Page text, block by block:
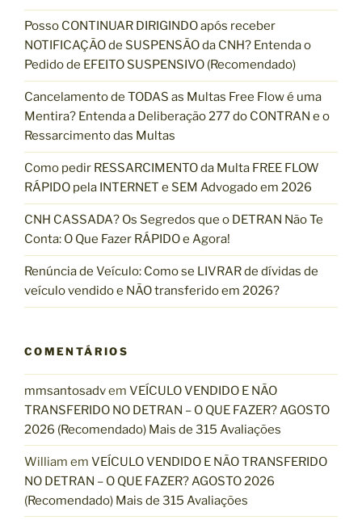
i
s
a
r
p
o
r
r
Posso CONTINUAR DIRIGINDO após receber
NOTIFICAÇÃO de SUSPENSÃO da CNH? Entenda o
Pedido de EFEITO SUSPENSIVO (Recomendado)
Cancelamento de TODAS as Multas Free Flow é uma
Mentira? Entenda a Deliberação 277 do CONTRAN e o
Ressarcimento das Multas
Como pedir RESSARCIMENTO da Multa FREE FLOW
RÁPIDO pela INTERNET e SEM Advogado em 2026
CNH CASSADA? Os Segredos que o DETRAN Não Te
Conta: O Que Fazer RÁPIDO e Agora!
Renúncia de Veículo: Como se LIVRAR de dívidas de
veículo vendido e NÃO transferido em 2026?
COMENTÁRIOS
mmsantosadvem VEÍCULO VENDIDO E NÃO
TRANSFERIDO NO DETRAN – O QUE FAZER? AGOSTO
2026 (Recomendado) Mais de 315 Avaliações
William em VEÍCULO VENDIDO E NÃO TRANSFERIDO
NO DETRAN – O QUE FAZER? AGOSTO 2026
(Recomendado) Mais de 315 Avaliações